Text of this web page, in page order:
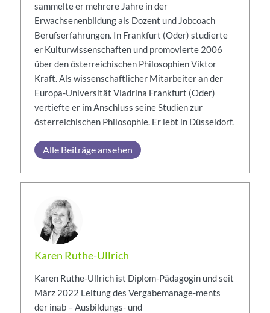
sammelte er mehrere Jahre in der
Erwachsenenbildung als Dozent und Jobcoach
Berufserfahrungen. In Frankfurt (Oder) studierte
er Kulturwissenschaften und promovierte 2006
über den österreichischen Philosophien Viktor
Kraft. Als wissenschaftlicher Mitarbeiter an der
Europa-Universität Viadrina Frankfurt (Oder)
vertiefte er im Anschluss seine Studien zur
österreichischen Philosophie. Er lebt in Düsseldorf.
Alle Beiträge ansehen
Karen Ruthe-Ullrich
Karen Ruthe-Ullrich ist Diplom-Pädagogin und seit
März 2022 Leitung des Vergabemanage-ments
der inab – Ausbildungs- und